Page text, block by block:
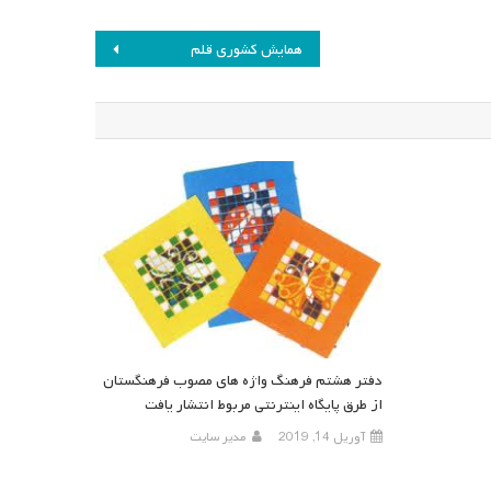
همایش کشوری قلم
دفتر هشتم فرهنگ واژه های مصوب فرهنگستان
از طرق پایگاه اینترنتی مربوط انتشار یافت
آوریل 14, 2019 مدیر سایت